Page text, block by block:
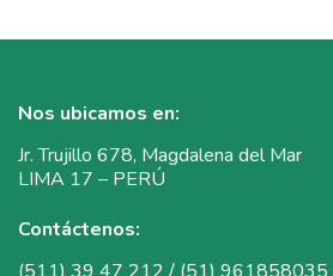
Nos ubicamos en:
Jr. Trujillo 678, Magdalena del Mar
LIMA 17 – PERÚ
Contáctenos: